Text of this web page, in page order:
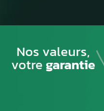
Nos valeurs,
votregarantie